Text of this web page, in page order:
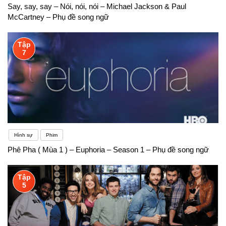
du lịch.
Say, say, say – Nói, nói, nói – Michael Jackson & Paul
McCartney – Phụ đề song ngữ
Tập
7
Hình sự Phim
Phê Pha ( Mùa 1 ) – Euphoria – Season 1 – Phụ đề song ngữ
Tập
5